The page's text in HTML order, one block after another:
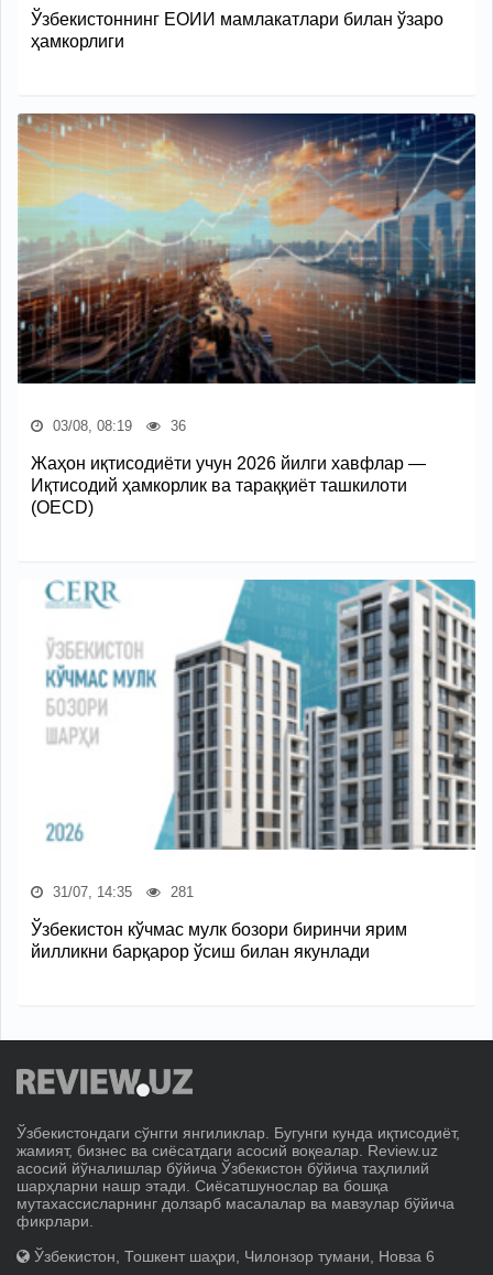
Ўзбекистоннинг ЕОИИ мамлакатлари билан ўзаро
ҳамкорлиги
03/08, 08:19 36
Жаҳон иқтисодиёти учун 2026 йилги хавфлар —
Иқтисодий ҳамкорлик ва тараққиёт ташкилоти
(OECD)
31/07, 14:35 281
Ўзбекистон кўчмас мулк бозори биринчи ярим
йилликни барқарор ўсиш билан якунлади
Ўзбекистондаги сўнгги янгиликлар. Бугунги кунда иқтисодиёт,
жамият, бизнес ва сиёсатдаги асосий воқеалар. Review.uz
асосий йўналишлар бўйича Ўзбекистон бўйича таҳлилий
шарҳларни нашр этади. Сиёсатшунослар ва бошқа
мутахассисларнинг долзарб масалалар ва мавзулар бўйича
фикрлари.
Ўзбекистон, Тошкент шаҳри, Чилонзор тумани, Новза 6